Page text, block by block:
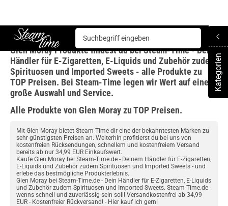
Steam time
Glen Moray
Kategorien
Glen Moray Produkte findest du bei Steam-Time - Dein
Händler für E-Zigaretten, E-Liquids und Zubehör zudem
Spirituosen und Imported Sweets - alle Produkte zu
TOP Preisen. Bei Steam-Time legen wir Wert auf eine
große Auswahl und Service.
Alle Produkte von Glen Moray zu TOP Preisen.
Mit Glen Moray bietet Steam-Time dir eine der bekanntesten Marken zu
sehr günstigsten Preisen an. Weiterhin profitierst du bei uns von
kostenfreien Rücksendungen, schnellem und kostenfreiem Versand
bereits ab nur 34,99 EUR Einkaufswert.
Kaufe Glen Moray bei Steam-Time.de - Deinem Händler für E-Zigaretten,
E-Liquids und Zubehör zudem Spirituosen und Imported Sweets - und
erlebe das bestmögliche Produkterlebnis.
Glen Moray bei Steam-Time.de - Dein Händler für E-Zigaretten, E-Liquids
und Zubehör zudem Spirituosen und Imported Sweets. Steam-Time.de -
wenns schnell und zuverlässig sein soll! Versandkostenfrei ab 34,99
EUR - Kostenfreier Rückversand! - Hier kauf ich gern!